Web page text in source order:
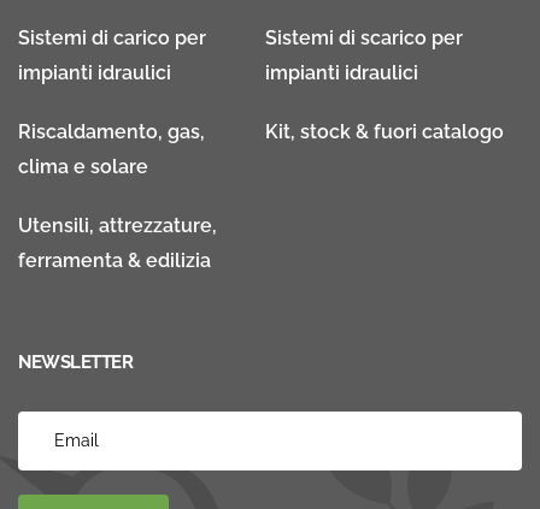
Sistemi di carico per
impianti idraulici
Sistemi di scarico per
impianti idraulici
Riscaldamento, gas,
clima e solare
Kit, stock & fuori catalogo
Utensili, attrezzature,
ferramenta & edilizia
NEWSLETTER